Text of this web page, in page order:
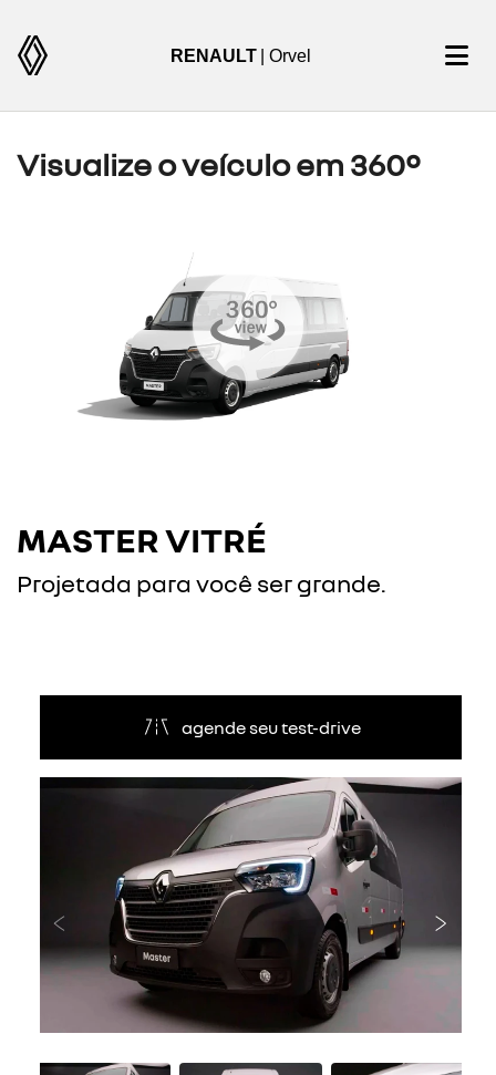
RENAULT | Orvel
Visualize o veículo em 360°
MASTER VITRÉ
Projetada para você ser grande.
agende seu test-drive
Anterior